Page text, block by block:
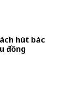
hút bác
đồng